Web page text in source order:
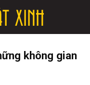
không gian